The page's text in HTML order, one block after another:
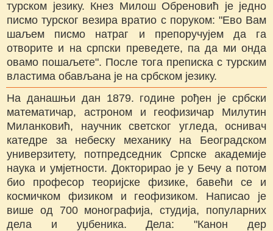
турском језику. Кнез Милош Обреновић је једно
писмо турског везира вратио с поруком: "Ево Вам
шаљем писмо натраг и препоручујем да га
отворите и на српски преведете, па да ми онда
овамо пошаљете". После тога преписка с турским
властима обављана је на србском језику.
На данашњи дан 1879. године рођен је србски
математичар, астроном и геофизичар Милутин
Миланковић, научник светског угледа, оснивач
катедре за небеску механику на Београдском
универзитету, потпредседник Српске академије
наука и умјетности. Докторирао је у Бечу а потом
био професор теоријске физике, бавећи се и
космичком физиком и геофизиком. Написао је
више од 700 монографија, студија, популарних
дела и уџбеника. Дела: "Канон дер